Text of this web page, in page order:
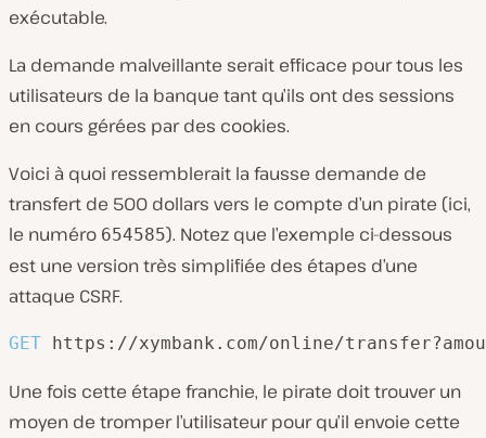
exécutable.
La demande malveillante serait efficace pour tous les
utilisateurs de la banque tant qu’ils ont des sessions
en cours gérées par des cookies.
Voici à quoi ressemblerait la fausse demande de
transfert de 500 dollars vers le compte d’un pirate (ici,
le numéro 654585). Notez que l’exemple ci-dessous
est une version très simplifiée des étapes d’une
attaque CSRF.
GET https://xymbank.com/online/
Une fois cette étape franchie, le pirate doit trouver un
moyen de tromper l’utilisateur pour qu’il envoie cette